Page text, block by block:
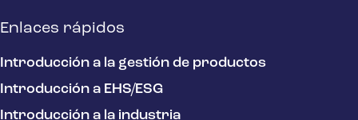
Enlaces rápidos
Introducción a la gestión de productos
Introducción a EHS/ESG
Introducción a la industria